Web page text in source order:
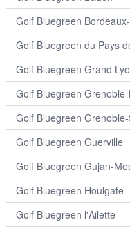
Golf Bluegreen
Golf Bluegreen du Pays
Golf Bluegreen Grand
Golf Bluegreen
Golf Bluegreen
Golf Bluegreen Guerville
Golf Bluegreen Gujan-
Golf Bluegreen Houlgate
Golf Bluegreen l'Ailette